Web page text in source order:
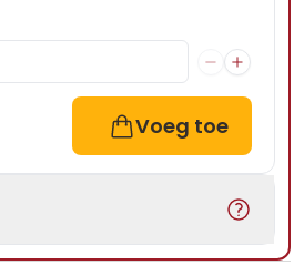
Voeg toe